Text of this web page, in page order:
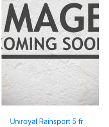
Uniroyal Rainsport 5 fr